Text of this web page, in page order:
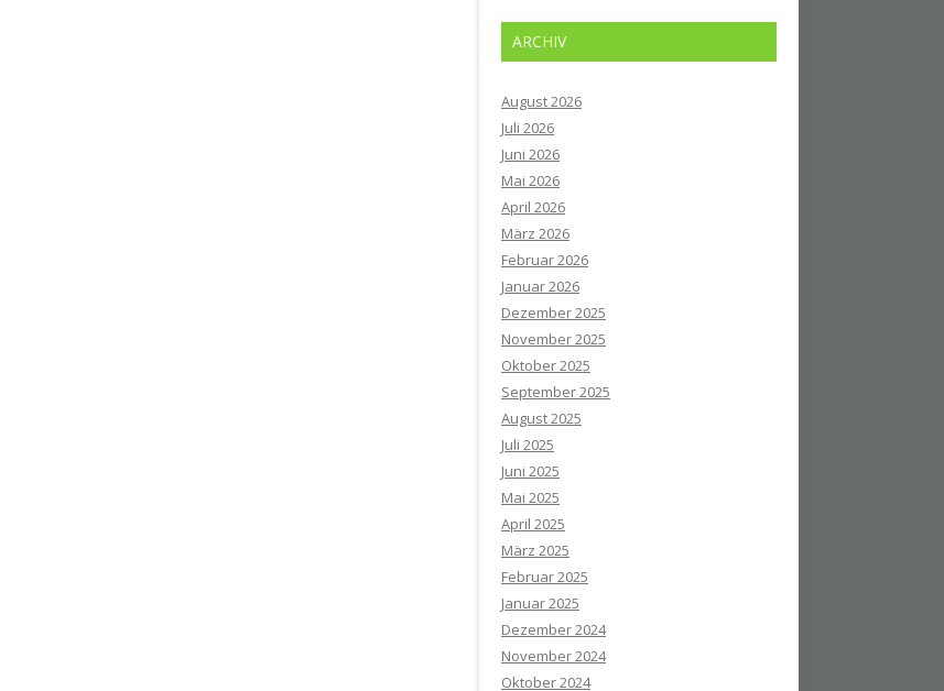
ARCHIV
August 2026
Juli 2026
Juni 2026
Mai 2026
April 2026
März 2026
Februar 2026
Januar 2026
Dezember 2025
November 2025
Oktober 2025
September 2025
August 2025
Juli 2025
Juni 2025
Mai 2025
April 2025
März 2025
Februar 2025
Januar 2025
Dezember 2024
November 2024
Oktober 2024